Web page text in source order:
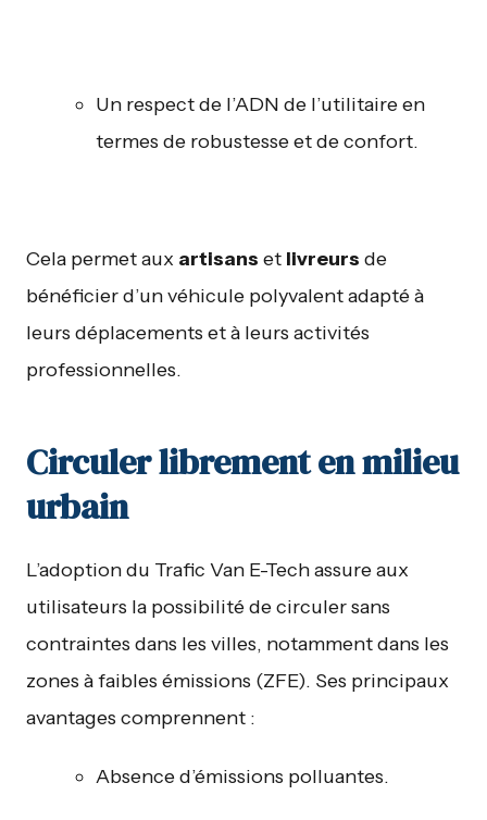
Un respect de l’ADN de l’utilitaire en
termes de robustesse et de confort.
Cela permet aux artisans et livreurs de
bénéficier d’un véhicule polyvalent adapté à
leurs déplacements et à leurs activités
professionnelles.
Circuler librement en milieu
urbain
L’adoption du Trafic Van E-Tech assure aux
utilisateurs la possibilité de circuler sans
contraintes dans les villes, notamment dans les
zones à faibles émissions (ZFE). Ses principaux
avantages comprennent :
Absence d’émissions polluantes.